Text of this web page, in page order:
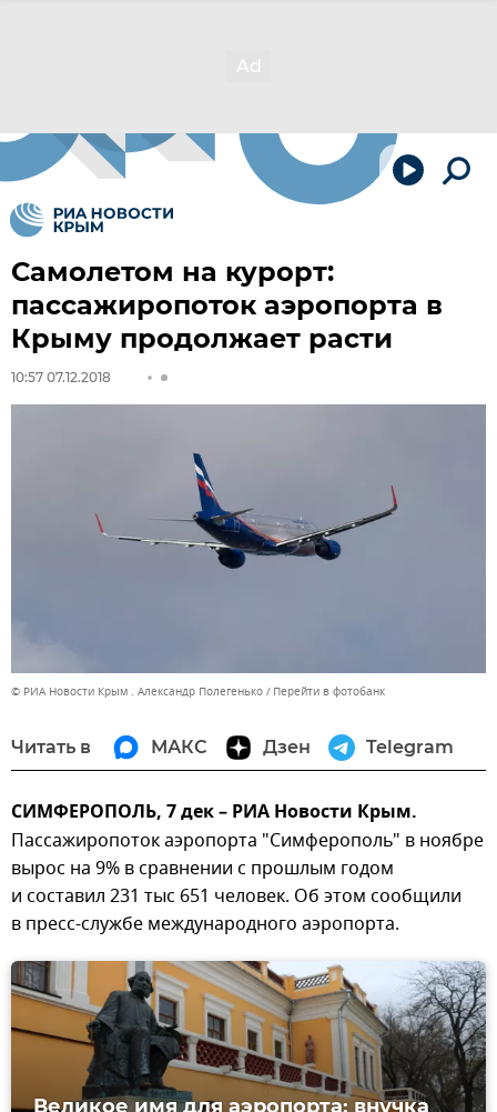
Самолетом на курорт:
пассажиропоток аэропорта в
Крыму продолжает расти
10:57 07.12.2018
© РИА Новости Крым . Александр Полегенько Перейти в фотобанк
Читать в МАКС Дзен Telegram
СИМФЕРОПОЛЬ, 7 дек – РИА Новости Крым.
Пассажиропоток аэропорта "Симферополь" в ноябре
вырос на 9% в сравнении с прошлым годом
и составил 231 тыс 651 человек. Об этом сообщили
в пресс-службе международного аэропорта.
Великое имя для аэропорта: внучка